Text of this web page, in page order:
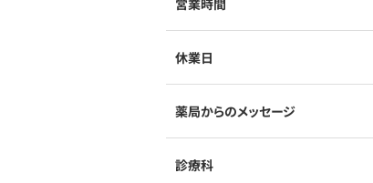
営業時間
休業日
薬局からのメッセージ
診療科